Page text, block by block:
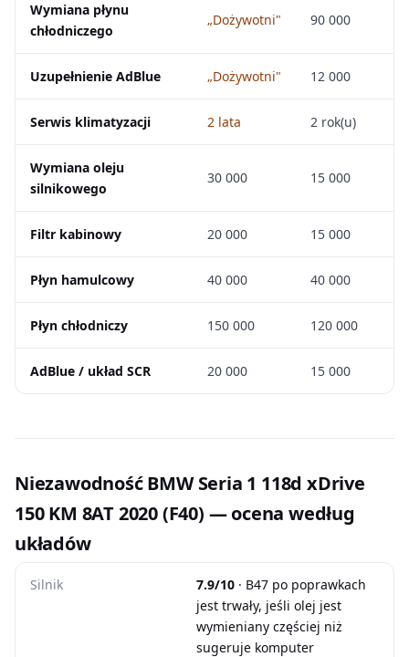
Wymiana płynu
chłodniczego
„Dożywotni" 90 000
Uzupełnienie AdBlue „Dożywotni" 12 000
Serwis klimatyzacji 2 lata 2 rok(u)
Wymiana oleju
silnikowego
30 000 15 000
Filtr kabinowy 20 000 15 000
Płyn hamulcowy 40 000 40 000
Płyn chłodniczy 150 000 120 000
AdBlue / układ SCR 20 000 15 000
Niezawodność BMW Seria 1 118d xDrive
150 KM 8AT 2020 (F40) — ocena według
układów
Silnik 7.9/10 · B47 po poprawkach
jest trwały, jeśli olej jest
wymieniany częściej niż
sugeruje komputer